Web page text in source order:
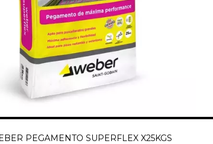
PEGAMENTO SUPERFLEX X25KGS